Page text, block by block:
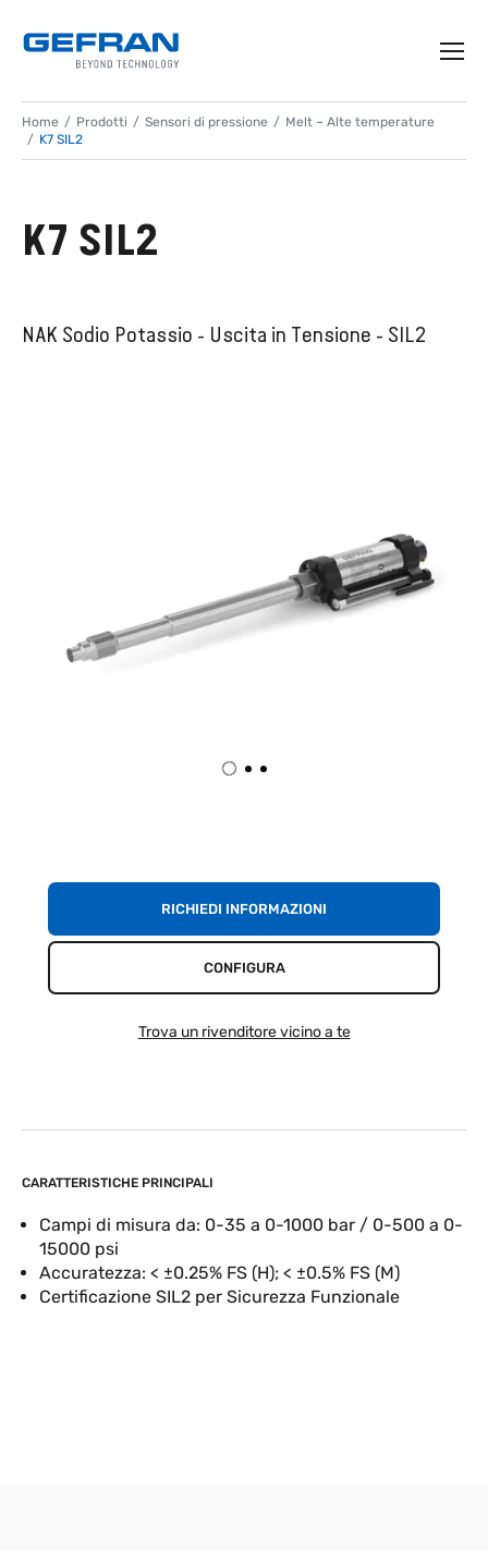
Home Prodotti Sensori di pressione
Melt – Alte temperature
K7 SIL2
K7 SIL2
NAK Sodio Potassio - Uscita in Tensione - SIL2
CARATTERISTICHE PRINCIPALI
Campi di misura da: 0-35 a 0-1000 bar / 0-500 a 0-
15000 psi
Accuratezza: < ±0.25% FS (H); < ±0.5% FS (M)
Certificazione SIL2 per Sicurezza Funzionale
RICHIEDI INFORMAZIONI
CONFIGURA
Trova un rivenditore vicino a te